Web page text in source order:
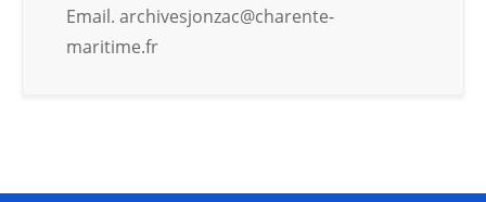
Email. archivesjonzac@charente-
maritime.fr